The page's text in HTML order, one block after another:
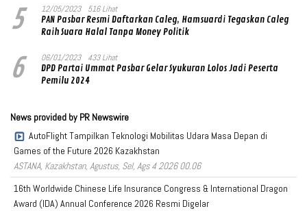
5 12/05/2023 516 Lihat
PAN Pasbar Resmi Daftarkan Caleg, Hamsuardi Tegaskan Caleg
Raih Suara Halal Tanpa Money Politik
6 06/01/2023 433 Lihat
DPD Partai Ummat Pasbar Gelar Syukuran Lolos Jadi Peserta
Pemilu 2024
News provided by PR Newswire
AutoFlight Tampilkan Teknologi Mobilitas Udara Masa Depan di
Games of the Future 2026 Kazakhstan
ASTANA, Kazakhstan, Agustus, Sel, Ags 4 2026 00.06
16th Worldwide Chinese Life Insurance Congress & International Dragon
Award (IDA) Annual Conference 2026 Resmi Digelar